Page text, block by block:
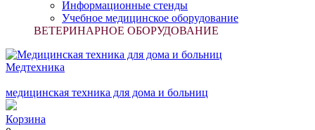
Информационные стенды
Учебное медицинское оборудование
ВЕТЕРИНАРНОЕ ОБОРУДОВАНИЕ
Медтехника
медицинская техника для дома и больниц
Корзина